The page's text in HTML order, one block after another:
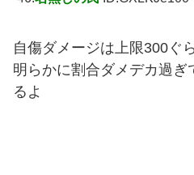
自傷ダメージは上限300ぐ
明らかに割合ダメデカ過ぎ
るよ